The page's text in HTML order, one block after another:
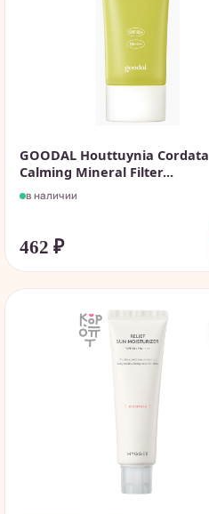
GOODAL Houttuynia Cordata
Calming Mineral Filter...
в наличии
462 ₽